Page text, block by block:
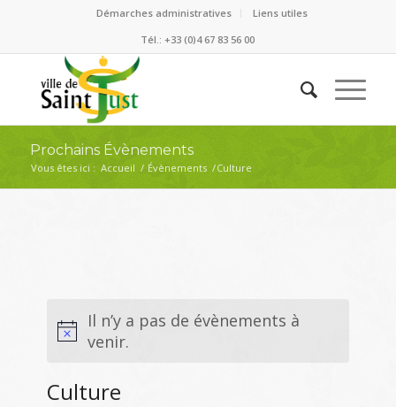
Démarches administratives
Liens utiles
Tél.: +33 (0)4 67 83 56 00
Prochains Évènements
Vous êtes ici : Accueil / Évènements /Culture
Il n’y a pas de évènements à
venir.
Culture